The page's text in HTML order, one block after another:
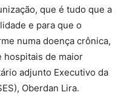
que é tudo que a
e para que o
numa doença crônica,
hospitais de maior
adjunto Executivo da
Oberdan Lira.